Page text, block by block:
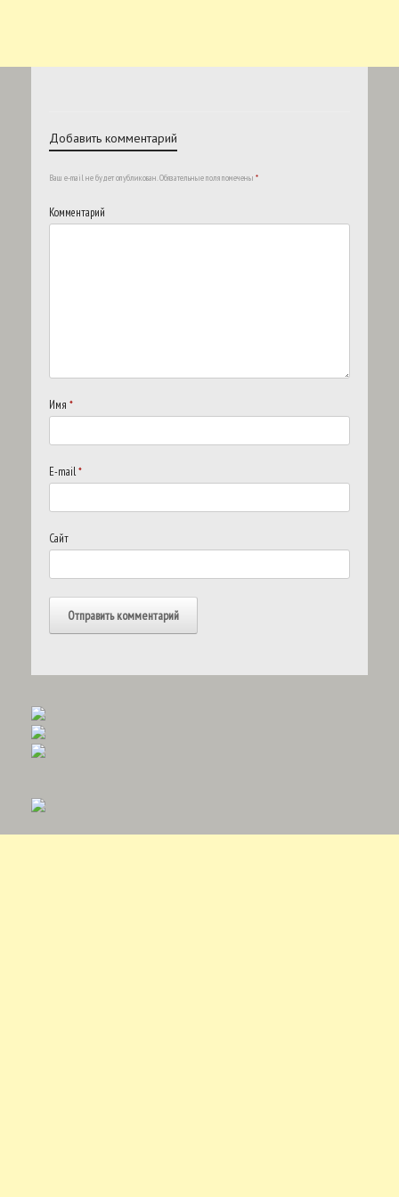
Добавить комментарий
Ваш e-mail не будет опубликован. Обязательные поля помечены *
Комментарий
Имя *
E-mail*
Сайт